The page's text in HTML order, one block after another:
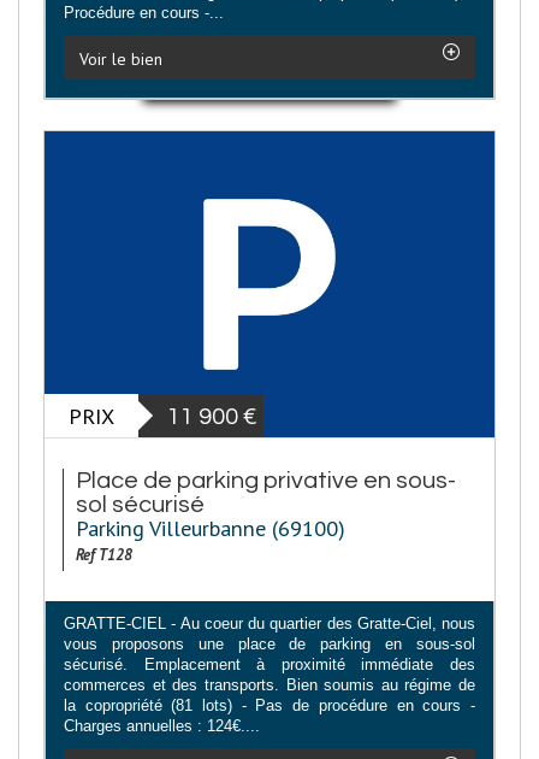
Procédure en cours -...
Voir le bien
PRIX 11 900 €
Place de parking privative en sous-
sol sécurisé
Parking Villeurbanne (69100)
Ref T128
GRATTE-CIEL - Au coeur du quartier des Gratte-Ciel, nous
vous proposons une place de parking en sous-sol
sécurisé. Emplacement à proximité immédiate des
commerces et des transports. Bien soumis au régime de
la copropriété (81 lots) - Pas de procédure en cours -
Charges annuelles : 124€....